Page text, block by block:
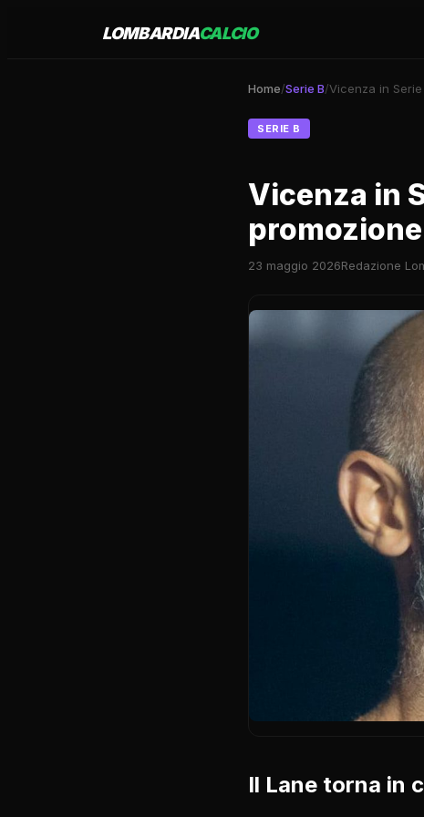
LOMBARDIACALCIO
Home/Serie B/Vicenza in
SERIE B
Vicenza in
promozione
23 maggio 2026Redazione
Il Lane torna in